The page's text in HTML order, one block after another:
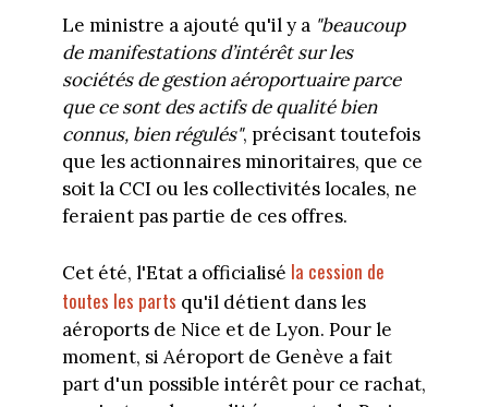
Le ministre a ajouté qu'il y a "beaucoup
de manifestations d’intérêt sur les
sociétés de gestion aéroportuaire parce
que ce sont des actifs de qualité bien
connus, bien régulés", précisant toutefois
que les actionnaires minoritaires, que ce
soit la CCI ou les collectivités locales, ne
feraient pas partie de ces offres.
Cet été, l'Etat a officialisé la cession de
toutes les parts qu'il détient dans les
aéroports de Nice et de Lyon. Pour le
moment, si Aéroport de Genève a fait
part d'un possible intérêt pour ce rachat,